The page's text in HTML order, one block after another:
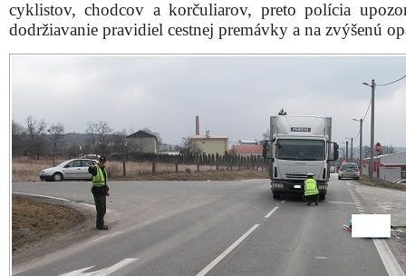
cyklistov, chodcov a korčuliarov, preto polícia
dodržiavanie pravidiel cestnej premávky a na zvýšenú